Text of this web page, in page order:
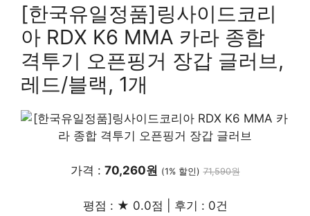
[한국유일정품]링사이드코리
아 RDX K6 MMA 카라 종합
격투기 오픈핑거 장갑 글러브,
레드/블랙, 1개
가격 : 70,260원 (1% 할인) 71,590원
평점 : ★ 0.0점 | 후기 : 0건